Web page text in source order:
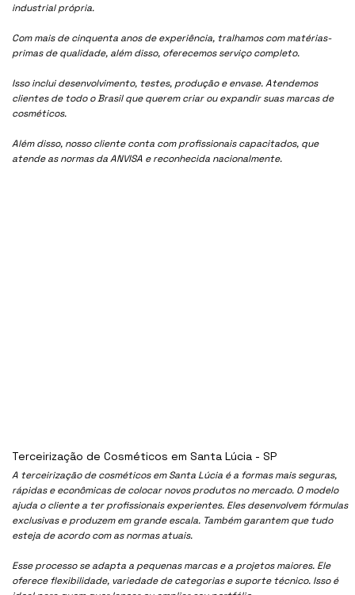
industrial própria.
Com mais de cinquenta anos de experiência, tralhamos com matérias-
primas de qualidade, além disso, oferecemos serviço completo.
Isso inclui desenvolvimento, testes, produção e envase. Atendemos
clientes de todo o Brasil que querem criar ou expandir suas marcas de
cosméticos.
Além disso, nosso cliente conta com profissionais capacitados, que
atende as normas da ANVISA e reconhecida nacionalmente.
A terceirização de cosméticos em Santa Lúcia é a formas mais seguras,
rápidas e econômicas de colocar novos produtos no mercado. O modelo
ajuda o cliente a ter profissionais experientes. Eles desenvolvem fórmulas
exclusivas e produzem em grande escala. Também garantem que tudo
esteja de acordo com as normas atuais.
Esse processo se adapta a pequenas marcas e a projetos maiores. Ele
oferece flexibilidade, variedade de categorias e suporte técnico. Isso é
Terceirização de Cosméticos em Santa Lúcia - SP